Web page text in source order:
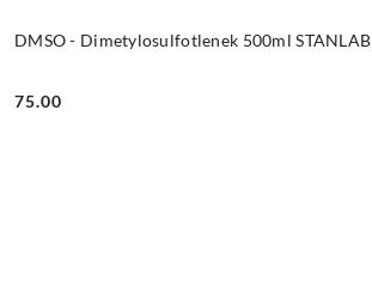
DMSO - Dimetylosulfotlenek 500ml STANLAB
Cena:
75.00